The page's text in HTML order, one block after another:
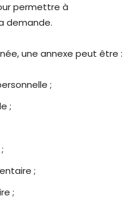
permettre à
demande.
une annexe peut être :
;
;
;
;